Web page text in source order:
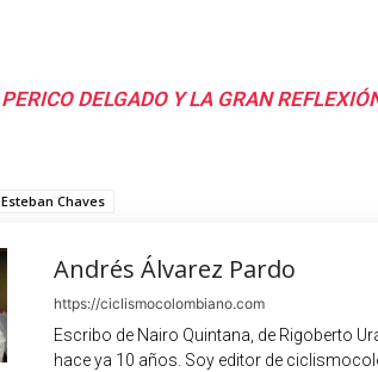
PERICO DELGADO Y LA GRAN
Esteban Chaves
Andrés Álvarez Pardo
https://ciclismocolombiano.com
Escribo de Nairo Quintana, de Rigoberto
hace ya 10 años. Soy editor de